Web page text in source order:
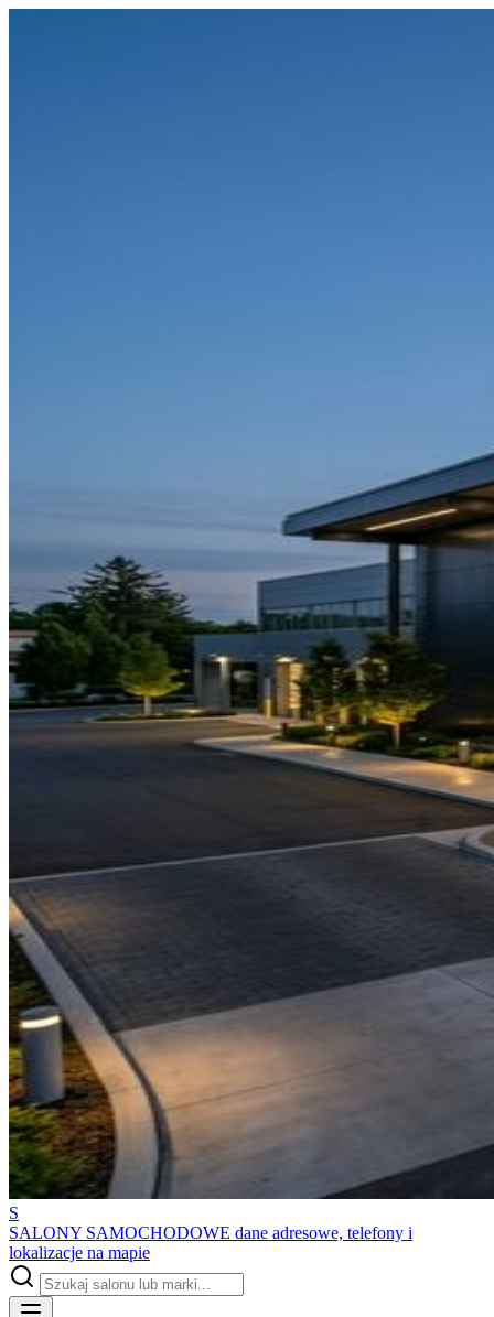
S
SALONY SAMOCHODOWE dane adresowe, telefony i
lokalizacje na mapie